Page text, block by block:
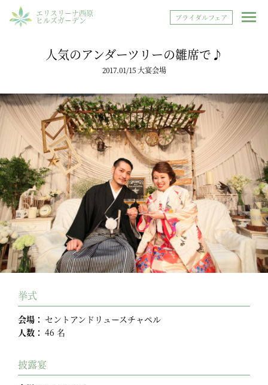
エリスリーナ西原
ヒルズガーデン ブライダルフェア
人気のアンダーツリーの雛席で♪
2017.01/15 大宴会場
挙式
会場： セントアンドリュースチャペル
人数： 46 名
披露宴